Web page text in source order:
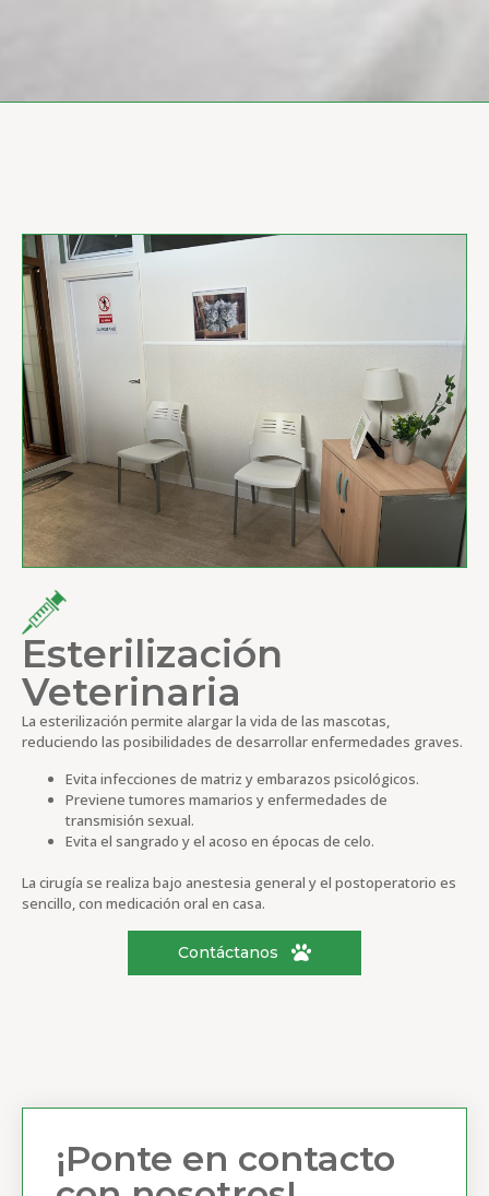
Esterilización
Veterinaria
La esterilización permite alargar la vida de las mascotas,
reduciendo las posibilidades de desarrollar enfermedades graves.
Evita infecciones de matriz y embarazos psicológicos.
Previene tumores mamarios y enfermedades de
transmisión sexual.
Evita el sangrado y el acoso en épocas de celo.
La cirugía se realiza bajo anestesia general y el postoperatorio es
sencillo, con medicación oral en casa.
Contáctanos
¡Ponte en contacto